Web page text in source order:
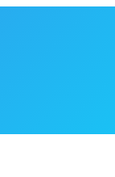
giá tốt . Đa dạng